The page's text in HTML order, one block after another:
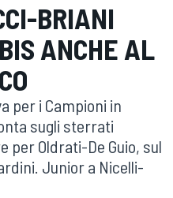
BRIANI
ANCHE AL
per i Campioni in
sugli sterrati
per Oldrati-De Guio, sul
Junior a Nicelli-